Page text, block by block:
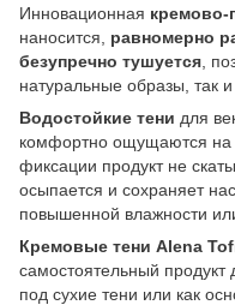
Инновационная кремово-
наносится, равномерно
безупречно тушуется ,
натуральные образы, так
Водостойкие тени для
комфортно ощущаются на
фиксации продукт не
осыпается и сохраняет
повышенной влажности
Кремовые тени Alena
самостоятельный продукт
под сухие тени или как